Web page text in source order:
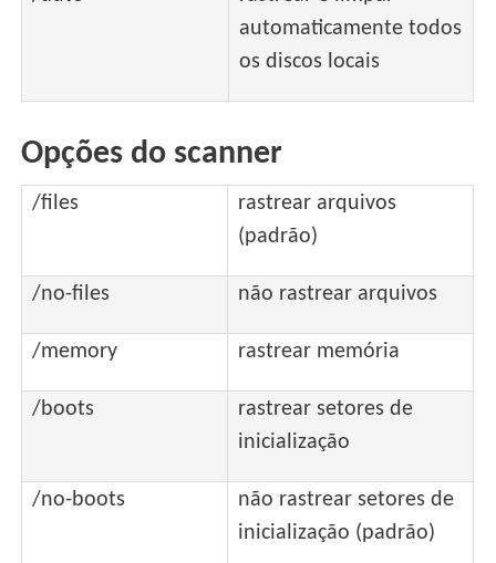
automaticamente todos
os discos locais
Opções do scanner
/files
rastrear arquivos
(padrão)
/no-files não rastrear arquivos
/memory rastrear memória
/boots
rastrear setores de
inicialização
/no-boots
não rastrear setores de
inicialização (padrão)